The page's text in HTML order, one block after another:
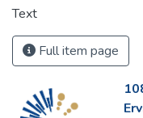
Text
Full item page